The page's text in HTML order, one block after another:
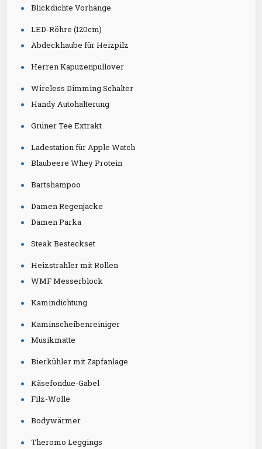
Blickdichte Vorhänge
LED-Röhre (120cm)
Abdeckhaube für Heizpilz
Herren Kapuzenpullover
Wireless Dimming Schalter
Handy Autohalterung
Grüner Tee Extrakt
Ladestation für Apple Watch
Blaubeere Whey Protein
Bartshampoo
Damen Regenjacke
Damen Parka
Steak Besteckset
Heizstrahler mit Rollen
WMF Messerblock
Kamindichtung
Kaminscheibenreiniger
Musikmatte
Bierkühler mit Zapfanlage
Käsefondue-Gabel
Filz-Wolle
Bodywärmer
Theromo Leggings